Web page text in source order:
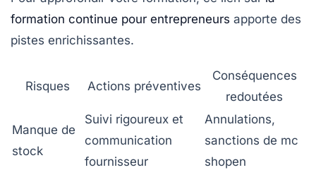
formation continue pour entrepreneurs apporte des
pistes enrichissantes.
Risques Actions préventives
Conséquences
redoutées
Manque de
stock
Suivi rigoureux et
communication
fournisseur
Annulations,
sanctions de mc
shopen